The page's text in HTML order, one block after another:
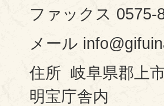
ファックス 0575-
メール
住所 岐阜県郡上
明宝庁舎内